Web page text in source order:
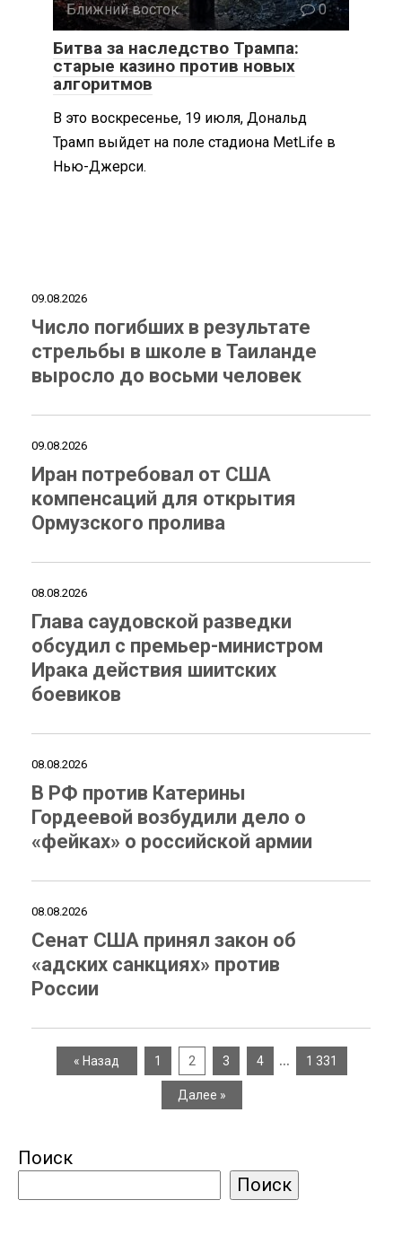
Ближний восток 0
Битва за наследство Трампа:
старые казино против новых
алгоритмов
В это воскресенье, 19 июля, Дональд
Трамп выйдет на поле стадиона MetLife в
Нью-Джерси.
09.08.2026
Число погибших в результате
стрельбы в школе в Таиланде
выросло до восьми человек
09.08.2026
Иран потребовал от США
компенсаций для открытия
Ормузского пролива
08.08.2026
Глава саудовской разведки
обсудил с премьер-министром
Ирака действия шиитских
боевиков
08.08.2026
В РФ против Катерины
Гордеевой возбудили дело о
«фейках» о российской армии
08.08.2026
Сенат США принял закон об
«адских санкциях» против
России
« Назад 1 2 3 4 … 1 331
Далее »
Поиск
Поиск